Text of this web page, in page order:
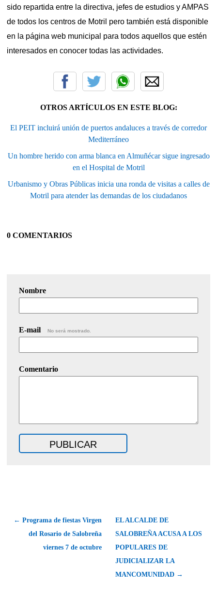
sido repartida entre la directiva, jefes de estudios y AMPAS
de todos los centros de Motril pero también está disponible
en la página web municipal para todos aquellos que estén
interesados en conocer todas las actividades.
OTROS ARTÍCULOS EN ESTE BLOG:
El PEIT incluirá unión de puertos andaluces a través de corredor
Mediterráneo
Un hombre herido con arma blanca en Almuñécar sigue ingresado
en el Hospital de Motril
Urbanismo y Obras Públicas inicia una ronda de visitas a calles de
Motril para atender las demandas de los ciudadanos
0 COMENTARIOS
Nombre
E-mail No será mostrado.
Comentario
← Programa de fiestas Virgen
del Rosario de Salobreña
viernes 7 de octubre
EL ALCALDE DE
SALOBREÑA ACUSA A LOS
POPULARES DE
JUDICIALIZAR LA
MANCOMUNIDAD →